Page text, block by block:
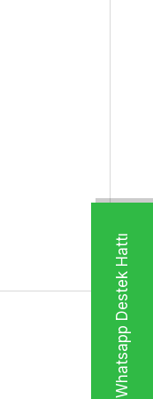
Whatsapp Destek Hattı